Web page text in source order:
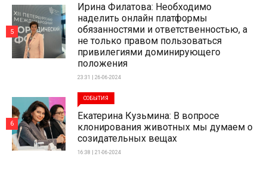
Ирина Филатова: Необходимо
наделить онлайн платформы
обязанностями и ответственностью, а
не только правом пользоваться
привилегиями доминирующего
положения
23:31 | 26-06-2024
5
СОБЫТИЯ
Екатерина Кузьмина: В вопросе
клонирования животных мы думаем о
созидательных вещах
16:38 | 21-06-2024
6